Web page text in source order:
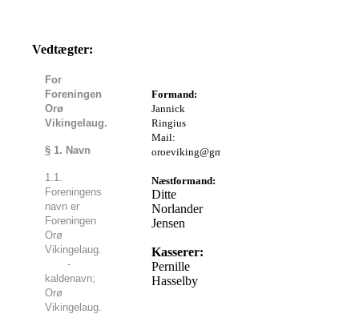
Vedtægter:
For
Foreningen
Orø
Vikingelaug.
§ 1. Navn
1.1.
Foreningens
navn er
Foreningen
Orø
Vikingelaug.
-
kaldenavn;
Orø
Vikingelaug.
Formand:
Jannick
Ringius
Mail:
oroeviking@gmail.com
Næstformand:
Ditte
Norlander
Jensen
Kasserer:
Pernille
Hasselby